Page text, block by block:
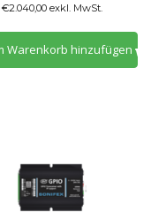
€2.040,00 exkl. MwSt.
Warenkorb hinzufügen